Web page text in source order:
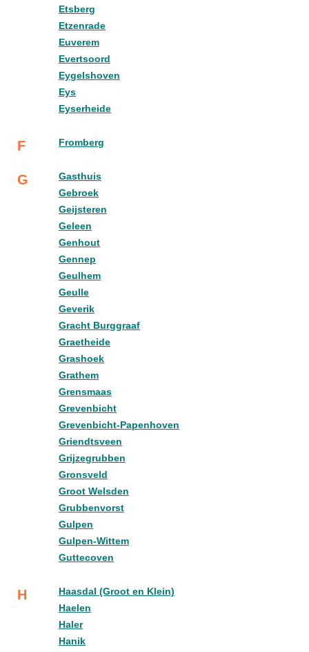
Etsberg
Etzenrade
Euverem
Evertsoord
Eygelshoven
Eys
Eyserheide
F Fromberg
G
Gasthuis
Gebroek
Geijsteren
Geleen
Genhout
Gennep
Geulhem
Geulle
Geverik
Gracht Burggraaf
Graetheide
Grashoek
Grathem
Grensmaas
Grevenbicht
Grevenbicht-Papenhoven
Griendtsveen
Grijzegrubben
Gronsveld
Groot Welsden
Grubbenvorst
Gulpen
Gulpen-Wittem
Guttecoven
H
Haasdal (Groot en Klein)
Haelen
Haler
Hanik